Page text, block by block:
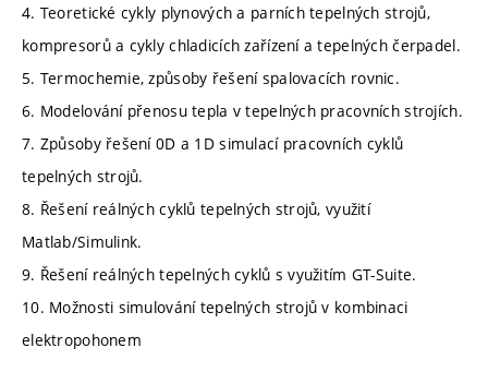
4. Teoretické cykly plynových a parních tepelných strojů,
kompresorů a cykly chladicích zařízení a tepelných čerpadel.
5. Termochemie, způsoby řešení spalovacích rovnic.
6. Modelování přenosu tepla v tepelných pracovních strojích.
7. Způsoby řešení 0D a 1D simulací pracovních cyklů
tepelných strojů.
8. Řešení reálných cyklů tepelných strojů, využití
Matlab/Simulink.
9. Řešení reálných tepelných cyklů s využitím GT-Suite.
10. Možnosti simulování tepelných strojů v kombinaci
elektropohonem